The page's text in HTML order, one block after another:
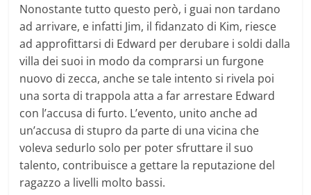
Nonostante tutto questo però, i guai non tardano
ad arrivare, e infatti Jim, il fidanzato di Kim, riesce
ad approfittarsi di Edward per derubare i soldi dalla
villa dei suoi in modo da comprarsi un furgone
nuovo di zecca, anche se tale intento si rivela poi
una sorta di trappola atta a far arrestare Edward
con l’accusa di furto. L’evento, unito anche ad
un’accusa di stupro da parte di una vicina che
voleva sedurlo solo per poter sfruttare il suo
talento, contribuisce a gettare la reputazione del
ragazzo a livelli molto bassi.